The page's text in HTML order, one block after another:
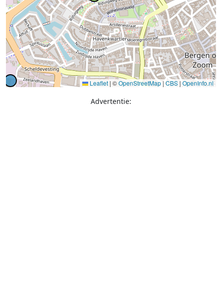
Leaflet | ©OpenStreetMap | CBS|OpenInfo.nl
Advertentie: